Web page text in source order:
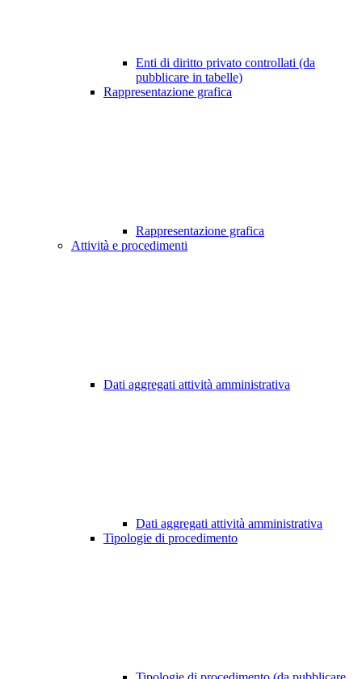
Enti di diritto privato controllati (da
pubblicare in tabelle)
Rappresentazione grafica
Rappresentazione grafica
Attività e procedimenti
Dati aggregati attività amministrativa
Dati aggregati attività amministrativa
Tipologie di procedimento